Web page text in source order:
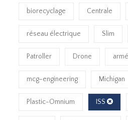
biorecyclage Centrale
réseau électrique Slim
Patroller Drone
mcg-engineering Michigan
Plastic-Omnium ISS